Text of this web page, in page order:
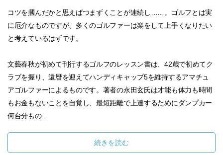
コツを摑んだかと思えばつまずくことが連続し……。ゴルフとは実
に厄介なものですが、多くのゴルファーは楽をして上手くなりたい
と考えているはずです。
文藝春秋が初めて刊行するゴルフのレッスン書は、42歳で初めてク
ラブを握り、還暦を迎えてハンディキャップ5を維持するアマチュ
アゴルファーによるものです。著者の永田玄氏は才能も体力も時間
もお金もないことを自覚し、最短距離で上達するためにダンプカー
何台分もの...
続きを読む